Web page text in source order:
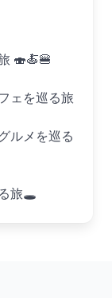
🍣🍝🍔
ェを巡る旅
ルメを巡る
旅🕳️